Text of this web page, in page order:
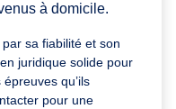
à domicile.
sa fiabilité et son
juridique solide pour
qu’ils
pour une